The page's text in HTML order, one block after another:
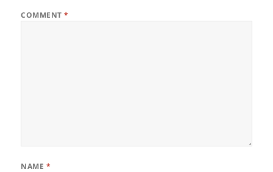
COMMENT*
NAME *